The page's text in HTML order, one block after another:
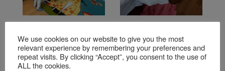
We use cookies on our website to give you the most
relevant experience by remembering your preferences and
repeat visits. By clicking “Accept”, you consent to the use of
ALL the cookies.